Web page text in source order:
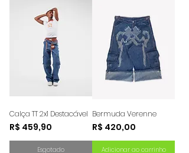
Calça TT 2x1 Destacável
Preço
R$ 459,90
Esgotado
Bermuda Verenne
Preço
R$ 420,00
Adicionar ao carrinho